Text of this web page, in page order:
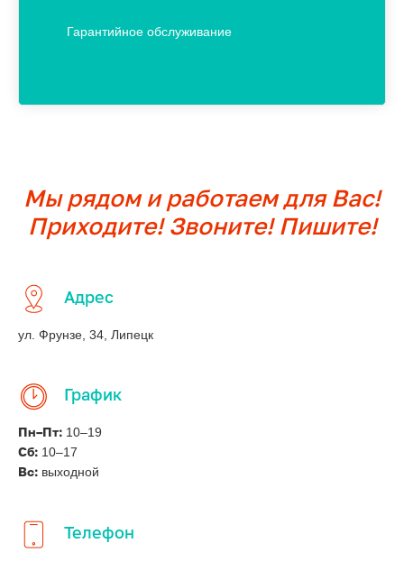
Гарантийное обслуживание
Мы рядом и работаем для Вас!
Приходите! Звоните! Пишите!
Адрес
ул. Фрунзе, 34, Липецк
График
Пн–Пт: 10–19
Сб: 10–17
Вс: выходной
Телефон